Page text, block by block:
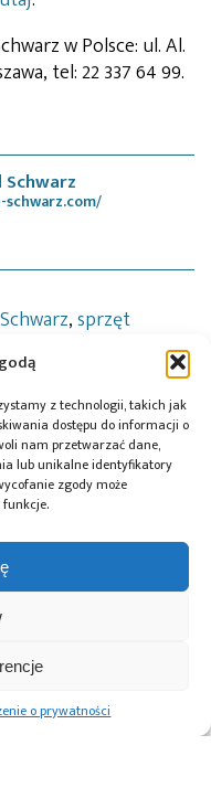
z technologii, takich jak
dostępu do informacji o
nam przetwarzać dane,
lub unikalne identyfikatory
zgody może
o prywatności
w Polsce: ul. Al.
tel: 22 337 64 99.
Schwarz
,sprzęt
AI
dystrybucyjną